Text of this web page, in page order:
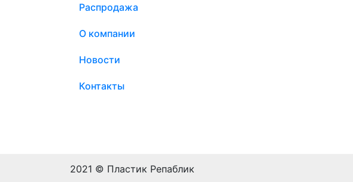
Распродажа
О компании
Новости
Контакты
2021 © Пластик Репаблик